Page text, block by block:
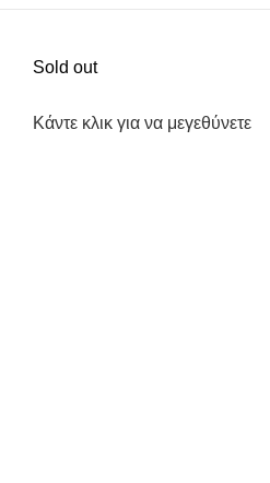
Sold out
Κάντε κλικ για να μεγεθύνετε